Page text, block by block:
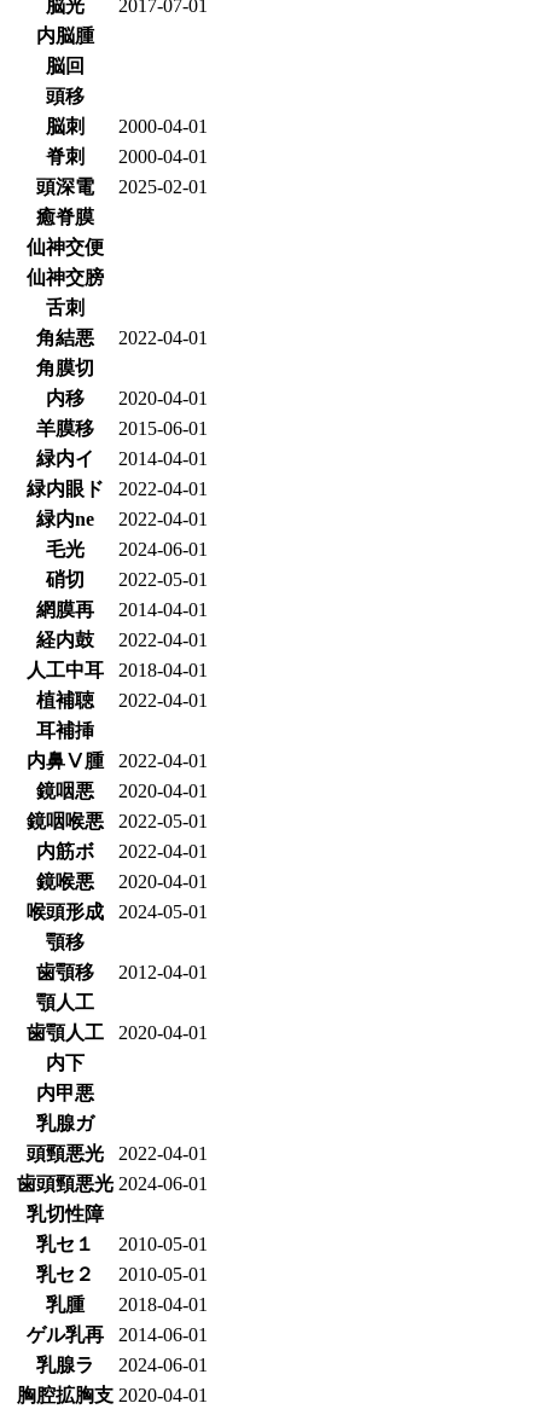
脳光
2017-07-01
内脳腫
脳回
頭移
脳刺
2000-04-01
脊刺
2000-04-01
頭深電
2025-02-01
癒脊膜
仙神交便
仙神交膀
舌刺
角結悪
2022-04-01
角膜切
内移
2020-04-01
羊膜移
2015-06-01
緑内イ
2014-04-01
緑内眼ド
2022-04-01
緑内ne
2022-04-01
毛光
2024-06-01
硝切
2022-05-01
網膜再
2014-04-01
経内鼓
2022-04-01
人工中耳
2018-04-01
植補聴
2022-04-01
耳補挿
内鼻Ⅴ腫
2022-04-01
鏡咽悪
2020-04-01
鏡咽喉悪
2022-05-01
内筋ボ
2022-04-01
鏡喉悪
2020-04-01
喉頭形成
2024-05-01
顎移
歯顎移
2012-04-01
顎人工
歯顎人工
2020-04-01
内下
内甲悪
乳腺ガ
頭頸悪光
2022-04-01
歯頭頸悪光 2024-06-01
乳切性障
乳セ１
2010-05-01
乳セ２
2010-05-01
乳腫
2018-04-01
ゲル乳再
2014-06-01
乳腺ラ
2024-06-01
胸腔拡胸支 2020-04-01